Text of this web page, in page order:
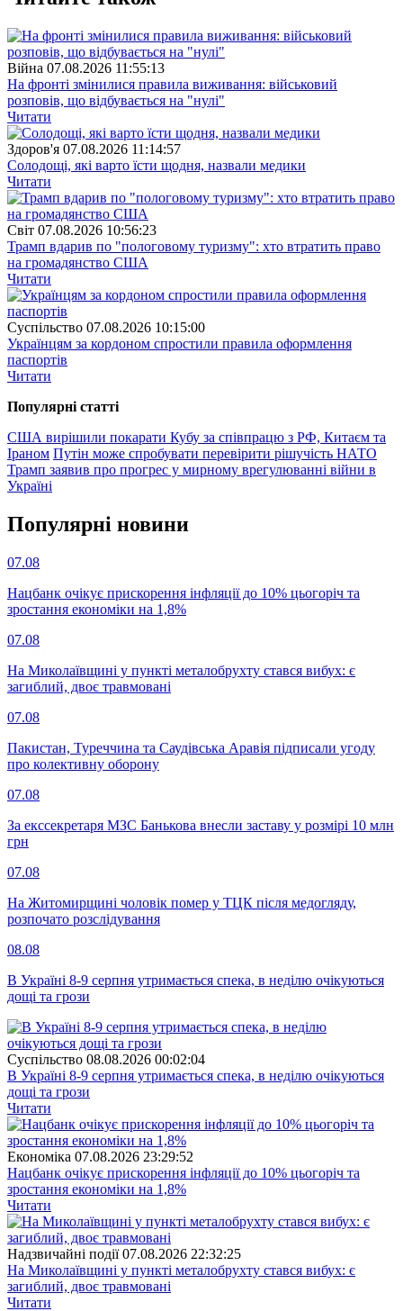
Війна 07.08.2026 11:55:13
На фронті змінилися правила виживання: військовий
розповів, що відбувається на "нулі"
Читати
Здоров'я 07.08.2026 11:14:57
Солодощі, які варто їсти щодня, назвали медики
Читати
Свiт 07.08.2026 10:56:23
Трамп вдарив по "пологовому туризму": хто втратить право
на громадянство США
Читати
Суспiльство 07.08.2026 10:15:00
Українцям за кордоном спростили правила оформлення
паспортів
Читати
Популярнi статтi
США вирішили покарати Кубу за співпрацю з РФ, Китаєм та
Іраном Путін може спробувати перевірити рішучість НАТО
Трамп заявив про прогрес у мирному врегулюванні війни в
Україні
Популярнi новини
07.08
Нацбанк очікує прискорення інфляції до 10% цьогоріч та
зростання економіки на 1,8%
07.08
На Миколаївщині у пункті металобрухту стався вибух: є
загиблий, двоє травмовані
07.08
Пакистан, Туреччина та Саудівська Аравія підписали угоду
про колективну оборону
07.08
За екссекретаря МЗС Банькова внесли заставу у розмірі 10 млн
грн
07.08
На Житомирщині чоловік помер у ТЦК після медогляду,
розпочато розслідування
08.08
В Україні 8-9 серпня утримається спека, в неділю очікуються
дощі та грози
Суспiльство 08.08.2026 00:02:04
В Україні 8-9 серпня утримається спека, в неділю очікуються
дощі та грози
Читати
Економіка 07.08.2026 23:29:52
Нацбанк очікує прискорення інфляції до 10% цьогоріч та
зростання економіки на 1,8%
Читати
Надзвичайні події 07.08.2026 22:32:25
На Миколаївщині у пункті металобрухту стався вибух: є
загиблий, двоє травмовані
Читати